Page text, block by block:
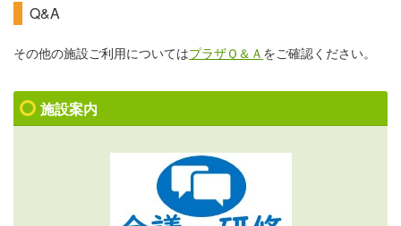
Q&A
その他の施設ご利用についてはプラザＱ＆Ａ をご確認ください。
施設案内